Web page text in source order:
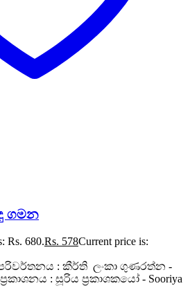
ගමන
Rs. 680.Rs. 578Current price is:
පරිවර්තනය : කීර්ති ලංකා ගුණරත්න -
ප්‍රකාශනය : සූරිය ප්‍රකාශකයෝ - Sooriya